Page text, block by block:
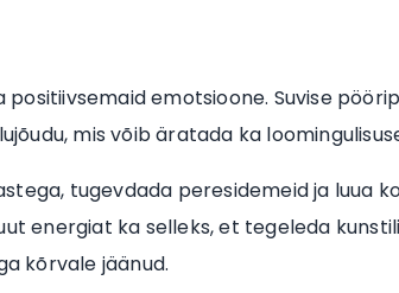
positiivsemaid emotsioone. Suvise
mis võib äratada ka
tugevdada peresidemeid ja luua
energiat ka selleks, et tegeleda
kõrvale jäänud.